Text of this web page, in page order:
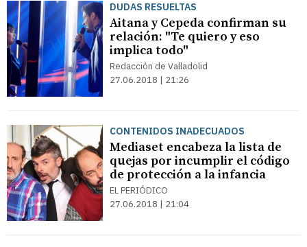
DUDAS RESUELTAS
Aitana y Cepeda confirman su
relación: "Te quiero y eso
implica todo"
Redacción de Valladolid
27.06.2018 | 21:26
CONTENIDOS INADECUADOS
Mediaset encabeza la lista de
quejas por incumplir el código
de protección a la infancia
EL PERIÓDICO
27.06.2018 | 21:04